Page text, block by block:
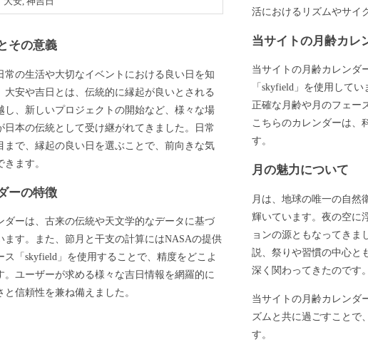
その意義
常の生活や大切なイベントにおける良い日を知
大安や吉日とは、伝統的に縁起が良いとされる
し、新しいプロジェクトの開始など、様々な場
本の伝統として受け継がれてきました。日常
まで、縁起の良い日を選ぶことで、前向きな気
ます。
ーの特徴
ダーは、古来の伝統や天文学的なデータに基づ
ます。また、節月と干支の計算にはNASAの提供
「skyfield」を使用することで、精度をどこよ
。ユーザーが求める様々な吉日情報を網羅的に
信頼性を兼ね備えました。
活におけるリズムやサイ
当サイトの月齢カレ
当サイトの月齢カレンダ
「skyfield」を使用して
正確な月齢や月のフェー
こちらのカレンダーは、
す。
月の魅力について
月は、地球の唯一の自然
輝いています。夜の空に
ョンの源ともなってきま
説、祭りや習慣の中心と
深く関わってきたのです。
当サイトの月齢カレンダ
ズムと共に過ごすことで
す。